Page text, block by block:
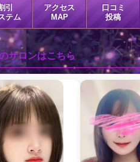
引
テム
アクセス
MAP
口コミ
投稿
サロンはこちら